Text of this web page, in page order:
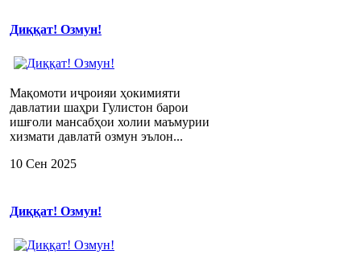
Диққат! Озмун!
Мақомоти иҷроияи ҳокимияти
давлатии шаҳри Гулистон барои
ишғоли мансабҳои холии маъмурии
хизмати давлатӣ озмун эълон...
10 Сен 2025
Диққат! Озмун!